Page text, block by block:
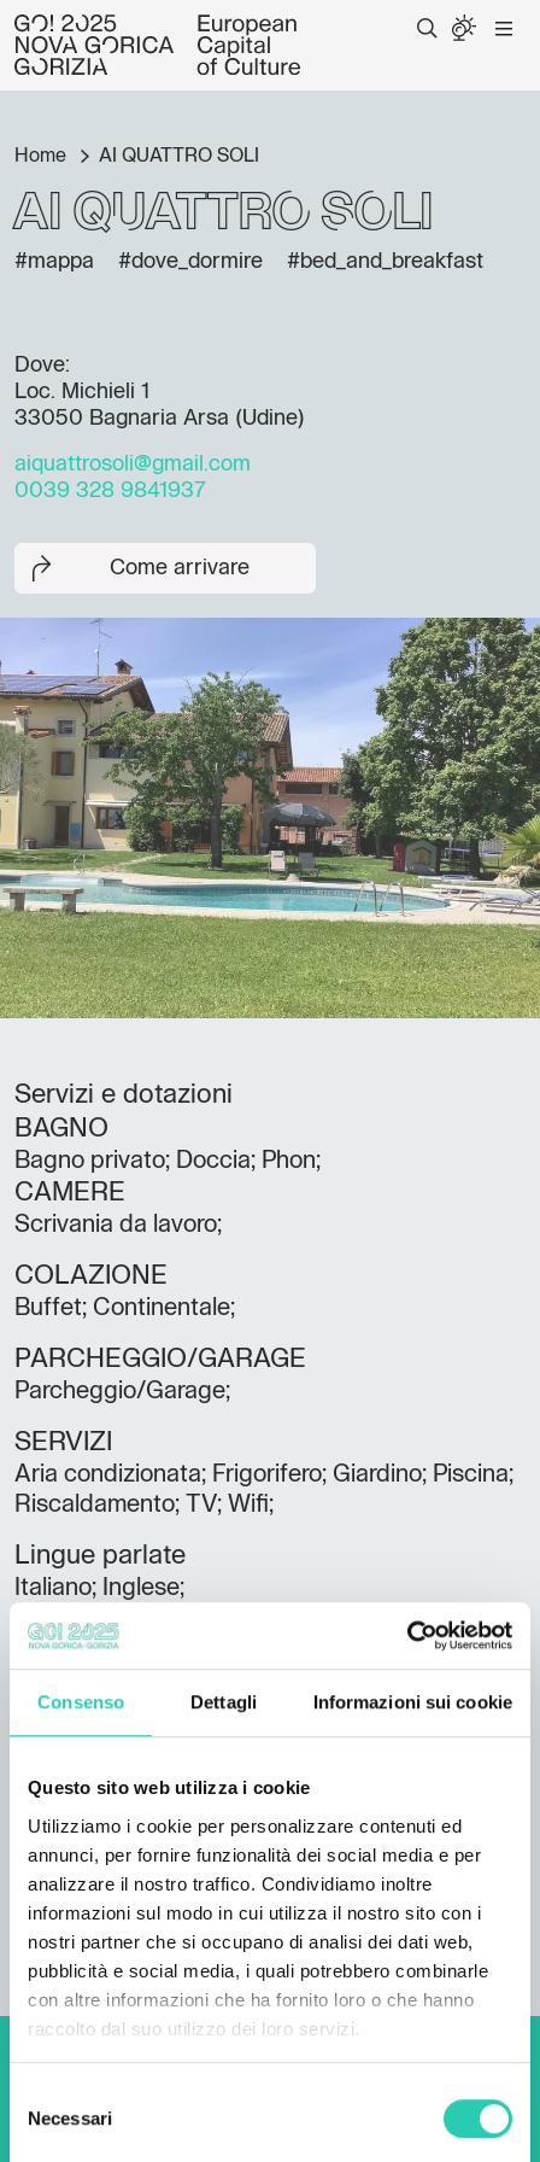
Consenso Dettagli Informazioni sui cookie
Questo sito web utilizza i cookie
Utilizziamo i cookie per personalizzare contenuti ed
annunci, per fornire funzionalità dei social media e per
analizzare il nostro traffico. Condividiamo inoltre
informazioni sul modo in cui utilizza il nostro sito con i
nostri partner che si occupano di analisi dei dati web,
pubblicità e social media, i quali potrebbero combinarle
con altre informazioni che ha fornito loro o che hanno
raccolto dal suo utilizzo dei loro servizi.
delNecessari
Home AI QUATTRO SOLI
AI QUATTRO SOLI
#mappa #dove_dormire #bed_and_breakfast
Dove:
Loc. Michieli 1
33050 Bagnaria Arsa (Udine)
aiquattrosoli@gmail.com
0039 328 9841937
Come arrivare
Servizi e dotazioni
BAGNO
Bagno privato; Doccia; Phon;
CAMERE
Scrivania da lavoro;
COLAZIONE
Buffet; Continentale;
PARCHEGGIO/GARAGE
Parcheggio/Garage;
SERVIZI
Aria condizionata; Frigorifero; Giardino; Piscina;
Riscaldamento; TV; Wifi;
Lingue parlate
Italiano; Inglese;
Carte di credito accettate
American Express; Visa; MasterCard;
Numero bagni
Numero letti
eventi! Iscriviti alla